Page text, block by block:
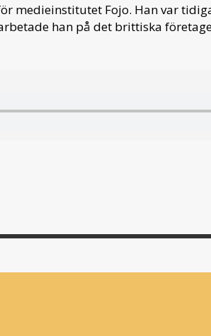
medieinstitutet Fojo. Han var
han på det brittiska